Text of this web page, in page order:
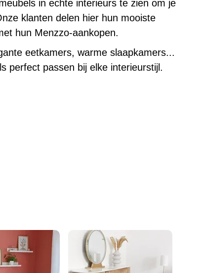
in echte interieurs te zien om je
klanten delen hier hun mooiste
hun Menzzo-aankopen.
eetkamers, warme slaapkamers...
perfect passen bij elke interieurstijl.